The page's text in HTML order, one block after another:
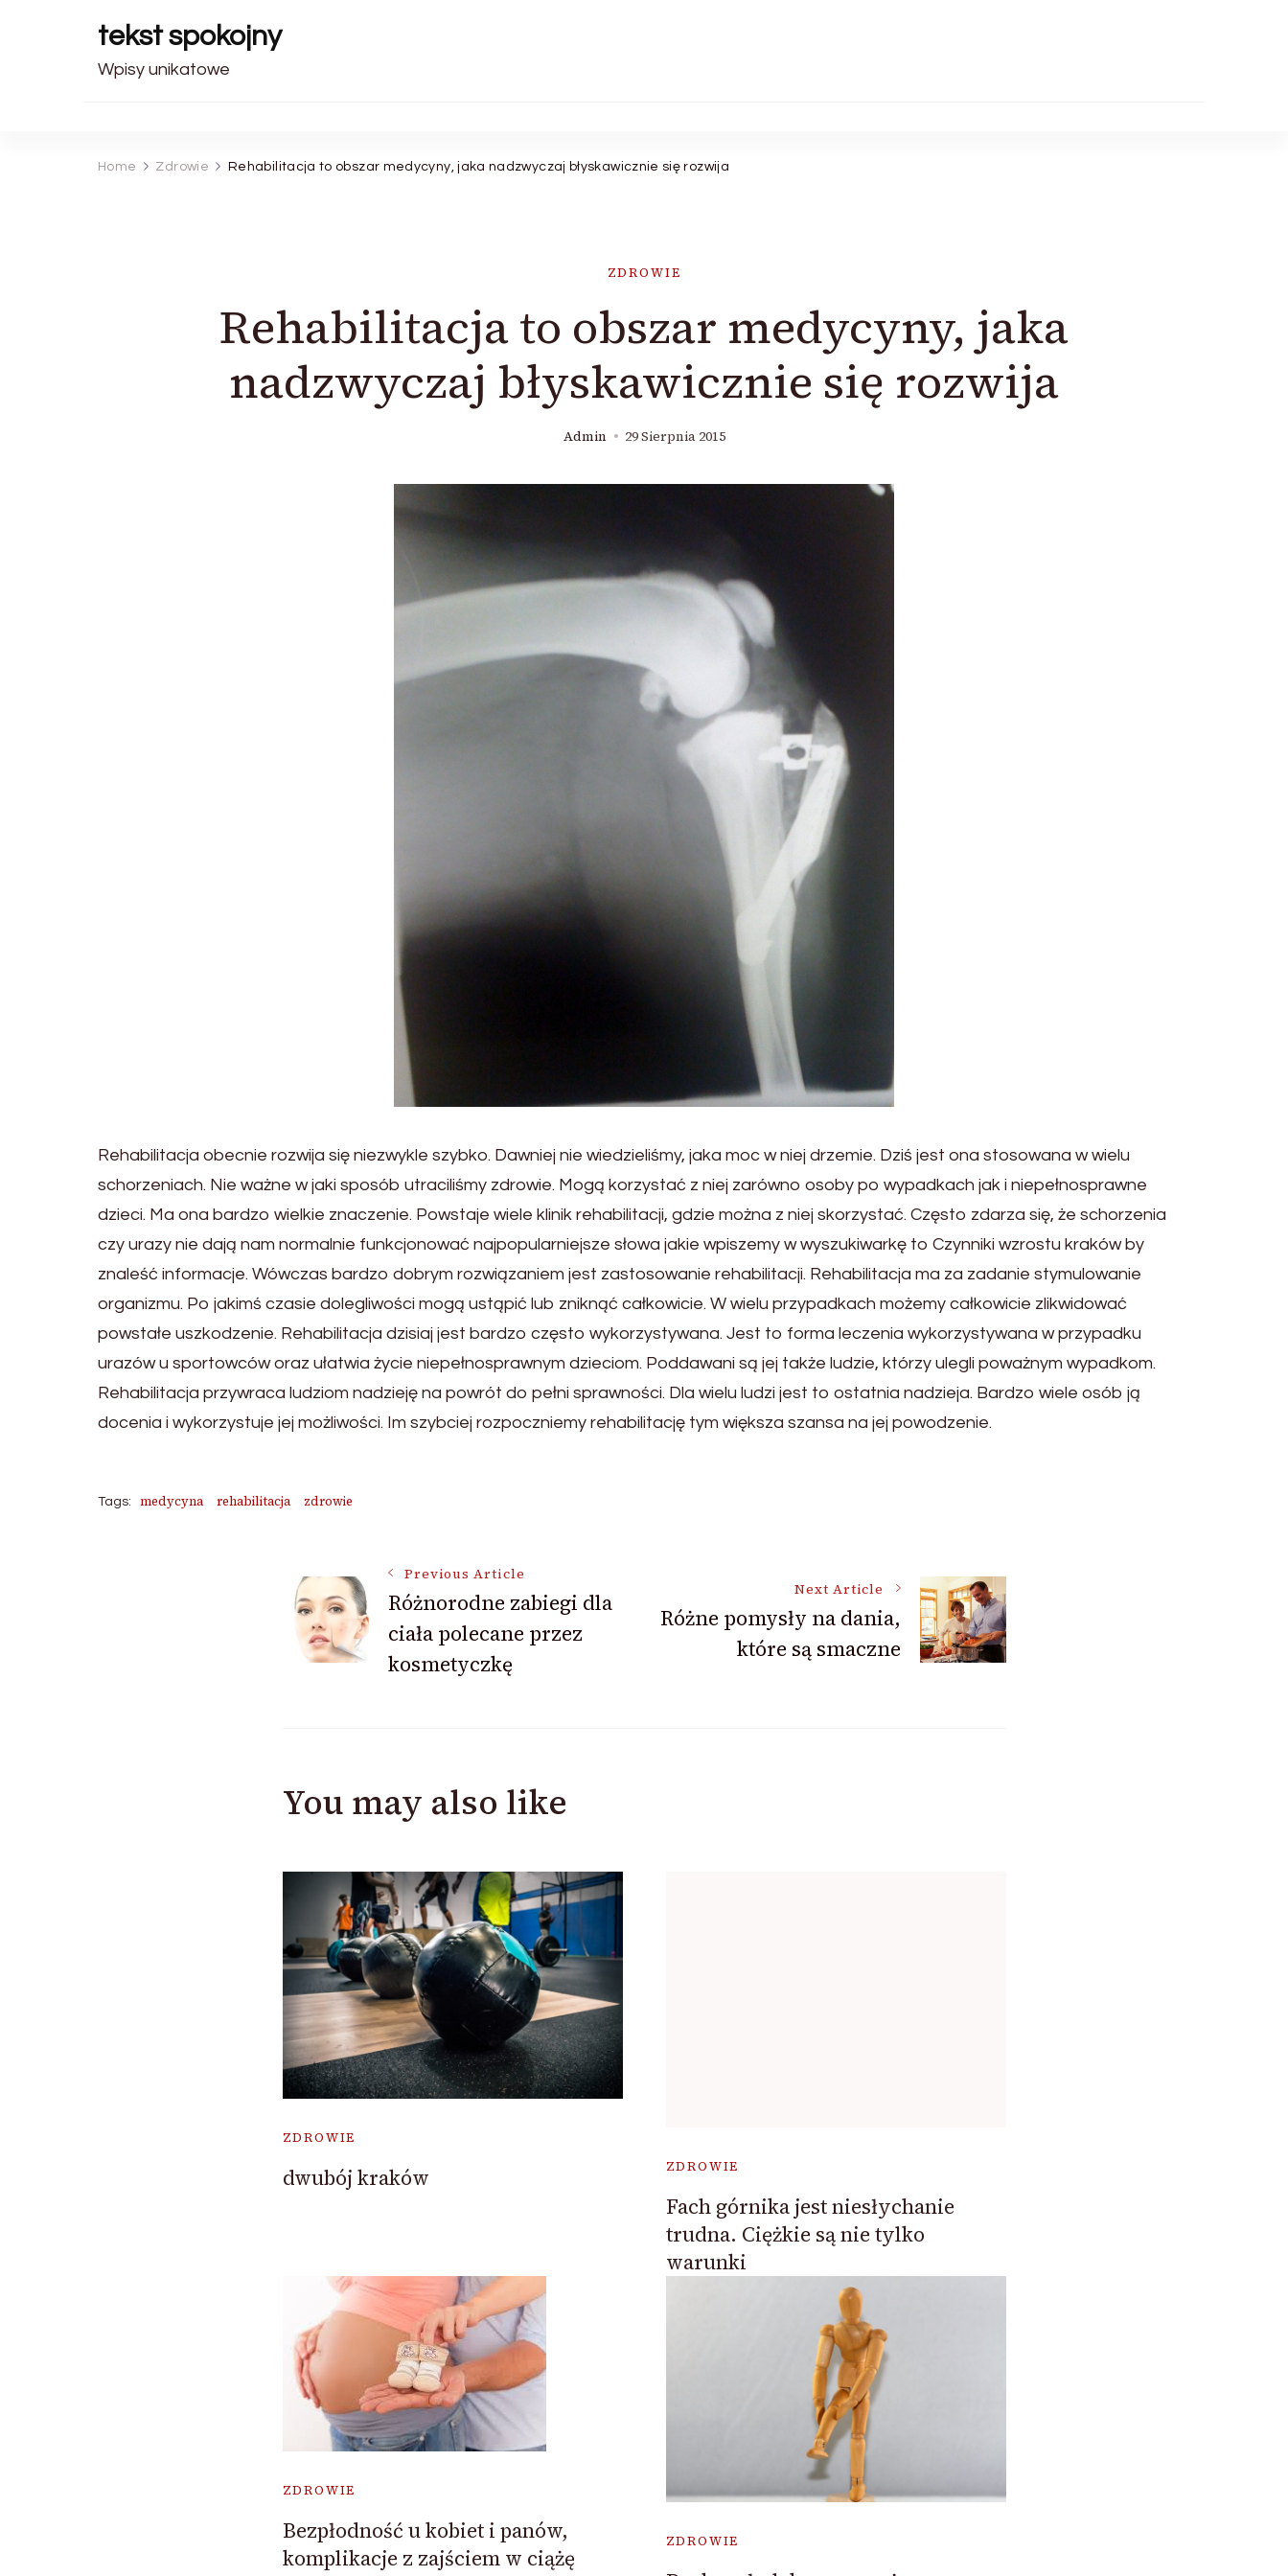
tekst spokojny
Wpisy unikatowe
Home Zdrowie Rehabilitacja to obszar medycyny, jaka nadzwyczaj błyskawicznie się rozwija
ZDROWIE
Rehabilitacja to obszar medycyny, jaka
nadzwyczaj błyskawicznie się rozwija
Admin 29 Sierpnia 2015
Rehabilitacja obecnie rozwija się niezwykle szybko. Dawniej nie wiedzieliśmy, jaka moc w niej drzemie. Dziś jest ona stosowana w wielu
schorzeniach. Nie ważne w jaki sposób utraciliśmy zdrowie. Mogą korzystać z niej zarówno osoby po wypadkach jak i niepełnosprawne
dzieci. Ma ona bardzo wielkie znaczenie. Powstaje wiele klinik rehabilitacji, gdzie można z niej skorzystać. Często zdarza się, że schorzenia
czy urazy nie dają nam normalnie funkcjonować najpopularniejsze słowa jakie wpiszemy w wyszukiwarkę to Czynniki wzrostu kraków by
znaleść informacje. Wówczas bardzo dobrym rozwiązaniem jest zastosowanie rehabilitacji. Rehabilitacja ma za zadanie stymulowanie
organizmu. Po jakimś czasie dolegliwości mogą ustąpić lub zniknąć całkowicie. W wielu przypadkach możemy całkowicie zlikwidować
powstałe uszkodzenie. Rehabilitacja dzisiaj jest bardzo często wykorzystywana. Jest to forma leczenia wykorzystywana w przypadku
urazów u sportowców oraz ułatwia życie niepełnosprawnym dzieciom. Poddawani są jej także ludzie, którzy ulegli poważnym wypadkom.
Rehabilitacja przywraca ludziom nadzieję na powrót do pełni sprawności. Dla wielu ludzi jest to ostatnia nadzieja. Bardzo wiele osób ją
docenia i wykorzystuje jej możliwości. Im szybciej rozpoczniemy rehabilitację tym większa szansa na jej powodzenie.
Tags: medycyna rehabilitacja zdrowie
Post
Navigation
Previous Article
Różnorodne zabiegi dla
ciała polecane przez
kosmetyczkę
Next Article
Różne pomysły na dania,
które są smaczne
You may also like
ZDROWIE
dwubój kraków ZDROWIE
Fach górnika jest niesłychanie
trudna. Ciężkie są nie tylko
warunki
ZDROWIE
Bezpłodność u kobiet i panów,
komplikacje z zajściem w ciążę
ZDROWIE